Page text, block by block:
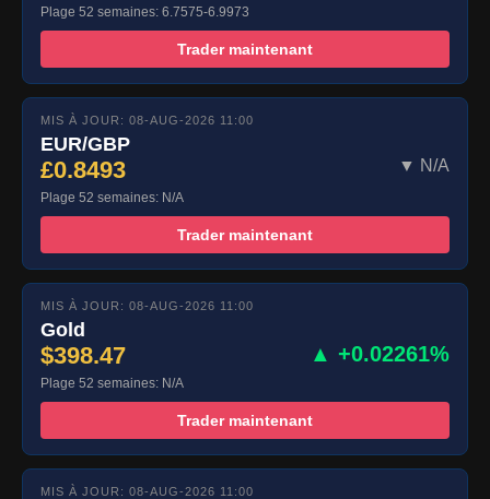
Plage 52 semaines: 6.7575-6.9973
Trader maintenant
MIS À JOUR: 08-AUG-2026 11:00
EUR/GBP
£0.8493 ▼ N/A
Plage 52 semaines: N/A
Trader maintenant
MIS À JOUR: 08-AUG-2026 11:00
Gold
$398.47 ▲ +0.02261%
Plage 52 semaines: N/A
Trader maintenant
MIS À JOUR: 08-AUG-2026 11:00